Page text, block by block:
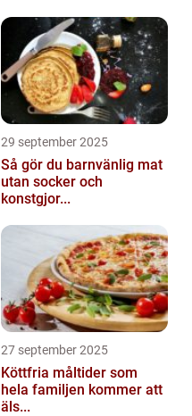
29 september 2025
Så gör du barnvänlig mat
utan socker och
konstgjor...
27 september 2025
Köttfria måltider som
hela familjen kommer att
äls...